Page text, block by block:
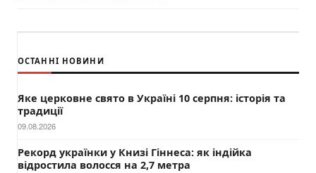
ОСТАННІ НОВИНИ
Яке церковне свято в Україні 10 серпня: історія та
традиції
09.08.2026
Рекорд українки у Книзі Гіннеса: як індійка
відростила волосся на 2,7 метра